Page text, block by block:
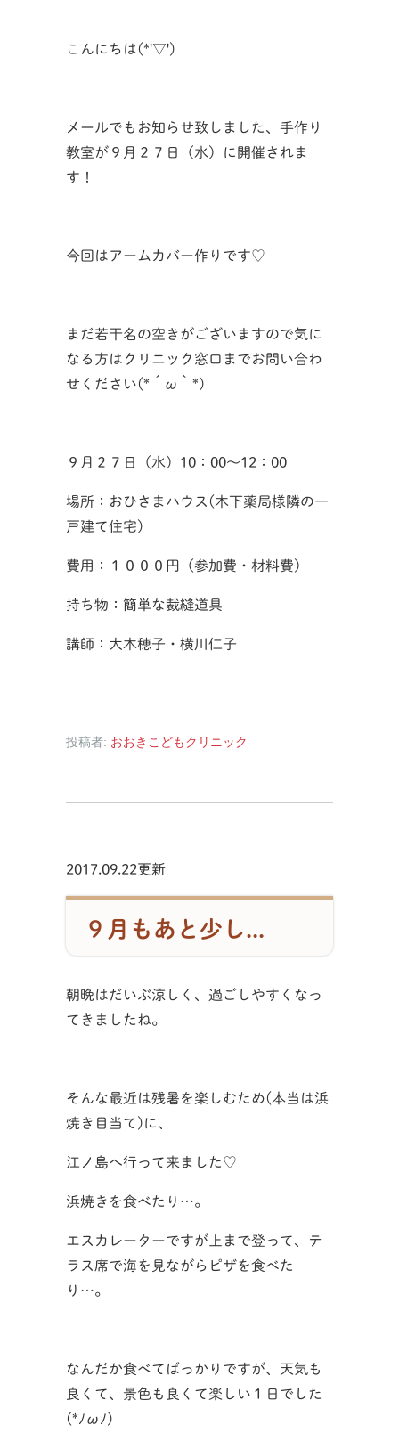
こんにちは(*'▽')
メールでもお知らせ致しました、手作り
教室が９月２７日（水）に開催されま
す！
今回はアームカバー作りです♡
まだ若干名の空きがございますので気に
なる方はクリニック窓口までお問い合わ
せください(*´ω｀*)
９月２７日（水）10：00～12：00
場所：おひさまハウス(木下薬局様隣の一
戸建て住宅)
費用：１０００円（参加費・材料費）
持ち物：簡単な裁縫道具
講師：大木穂子・横川仁子
投稿者: おおきこどもクリニック
2017.09.22更新
９月もあと少し...
朝晩はだいぶ涼しく、過ごしやすくなっ
てきましたね。
そんな最近は残暑を楽しむため(本当は浜
焼き目当て)に、
江ノ島へ行って来ました♡
浜焼きを食べたり…。
エスカレーターですが上まで登って、テ
ラス席で海を見ながらピザを食べた
り…。
なんだか食べてばっかりですが、天気も
良くて、景色も良くて楽しい１日でした
(*ﾉωﾉ)